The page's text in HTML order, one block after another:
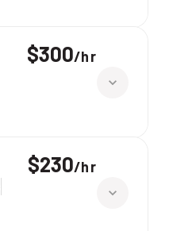
$300/hr
$230/hr